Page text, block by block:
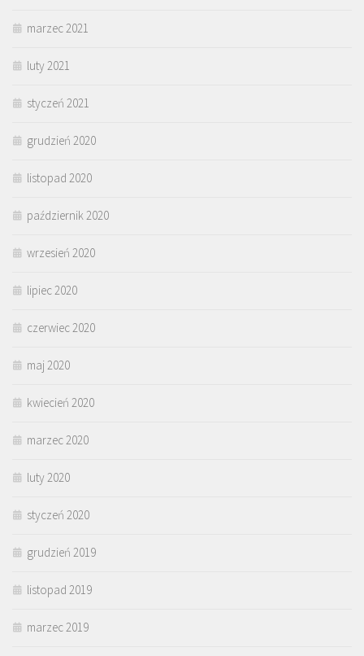
marzec 2021
luty 2021
styczeń 2021
grudzień 2020
listopad 2020
październik 2020
wrzesień 2020
lipiec 2020
czerwiec 2020
maj 2020
kwiecień 2020
marzec 2020
luty 2020
styczeń 2020
grudzień 2019
listopad 2019
marzec 2019